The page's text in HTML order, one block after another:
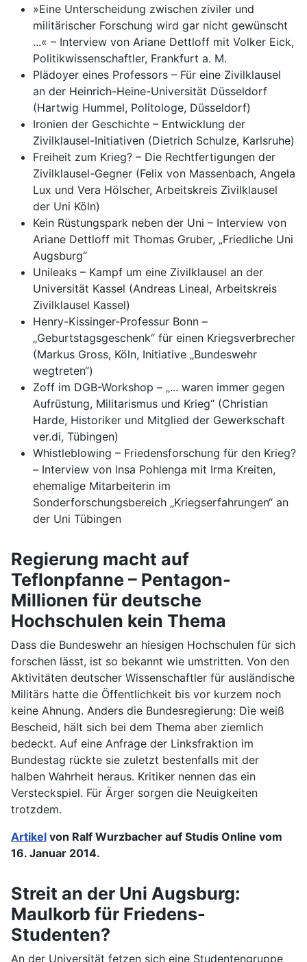
»Eine Unterscheidung zwischen ziviler und
militärischer Forschung wird gar nicht gewünscht
...« – Interview von Ariane Dettloff mit Volker Eick,
Politikwissenschaftler, Frankfurt a. M.
Plädoyer eines Professors – Für eine Zivilklausel
an der Heinrich-Heine-Universität Düsseldorf
(Hartwig Hummel, Politologe, Düsseldorf)
Ironien der Geschichte – Entwicklung der
Zivilklausel-Initiativen (Dietrich Schulze, Karlsruhe)
Freiheit zum Krieg? – Die Rechtfertigungen der
Zivilklausel-Gegner (Felix von Massenbach, Angela
Lux und Vera Hölscher, Arbeitskreis Zivilklausel
der Uni Köln)
Kein Rüstungspark neben der Uni – Interview von
Ariane Dettloff mit Thomas Gruber, „Friedliche Uni
Augsburg“
Unileaks – Kampf um eine Zivilklausel an der
Universität Kassel (Andreas Lineal, Arbeitskreis
Zivilklausel Kassel)
Henry-Kissinger-Professur Bonn –
„Geburtstagsgeschenk“ für einen Kriegsverbrecher
(Markus Gross, Köln, Initiative „Bundeswehr
wegtreten“)
Zoff im DGB-Workshop – „... waren immer gegen
Aufrüstung, Militarismus und Krieg“ (Christian
Harde, Historiker und Mitglied der Gewerkschaft
ver.di, Tübingen)
Whistleblowing – Friedensforschung für den Krieg?
– Interview von Insa Pohlenga mit Irma Kreiten,
ehemalige Mitarbeiterin im
Sonderforschungsbereich „Kriegserfahrungen“ an
der Uni Tübingen
Regierung macht auf
Teflonpfanne – Pentagon-
Millionen für deutsche
Hochschulen kein Thema
Dass die Bundeswehr an hiesigen Hochschulen für sich
forschen lässt, ist so bekannt wie umstritten. Von den
Aktivitäten deutscher Wissenschaftler für ausländische
Militärs hatte die Öffentlichkeit bis vor kurzem noch
keine Ahnung. Anders die Bundesregierung: Die weiß
Bescheid, hält sich bei dem Thema aber ziemlich
bedeckt. Auf eine Anfrage der Linksfraktion im
Bundestag rückte sie zuletzt bestenfalls mit der
halben Wahrheit heraus. Kritiker nennen das ein
Versteckspiel. Für Ärger sorgen die Neuigkeiten
trotzdem.
Artikel von Ralf Wurzbacher auf Studis Online vom
16. Januar 2014.
Streit an der Uni Augsburg:
Maulkorb für Friedens-
Studenten?
An der Universität fetzen sich eine Studentengruppe